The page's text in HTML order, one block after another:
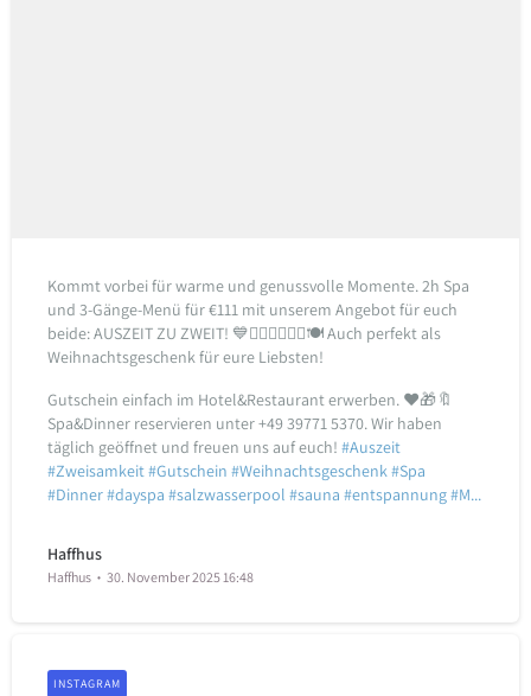
Kommt vorbei für warme und genussvolle Momente. 2h Spa
und 3-Gänge-Menü für €111 mit unserem Angebot für euch
beide: AUSZEIT ZU ZWEIT! 💙🧖🏼‍♀️🧖🏻‍♂️🍽️ Auch perfekt als
Weihnachtsgeschenk für eure Liebsten!
Gutschein einfach im Hotel&Restaurant erwerben. ♥️🎁🔖
Spa&Dinner reservieren unter +49 39771 5370.Wir haben
täglich geöffnet und freuen uns auf euch! #Auszeit
#Zweisamkeit#Gutschein #Weihnachtsgeschenk#Spa
#Dinner#dayspa #salzwasserpool #sauna #entspannung#M...
Haffhus
Haffhus 30. November 2025 16:48
INSTAGRAM